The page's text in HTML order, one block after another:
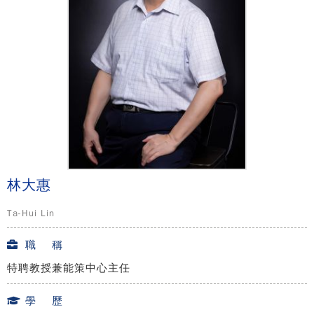
林大惠
Ta-Hui Lin
職 稱
特聘教授兼能策中心主任
學 歷